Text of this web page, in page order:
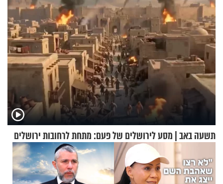
תשעה באב | מסע לירושלים של פעם: מתחת לרחובות ירושלים